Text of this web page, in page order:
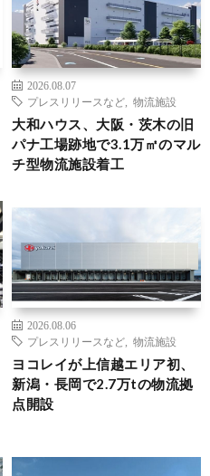
2026.08.07
プレスリリースなど
物流施設
大和ハウス、大阪・茨木の旧
パナ工場跡地で3.1万㎡のマル
チ型物流施設着工
2026.08.06
プレスリリースなど
物流施設
ヨコレイが上信越エリア初、
新潟・長岡で2.7万tの物流拠
点開設